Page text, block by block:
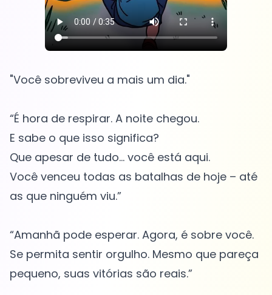
"Você sobreviveu a mais um dia."
“É hora de respirar. A noite chegou.
E sabe o que isso significa?
Que apesar de tudo… você está aqui.
Você venceu todas as batalhas de hoje – até
as que ninguém viu.”
“Amanhã pode esperar. Agora, é sobre você.
Se permita sentir orgulho. Mesmo que pareça
pequeno, suas vitórias são reais.”